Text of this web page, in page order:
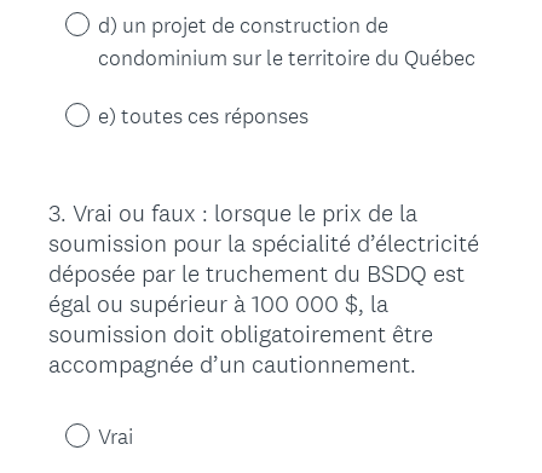
d) un projet de construction de
condominium sur le territoire du Québec
e) toutes ces réponses
Question
Title
3. Vrai ou faux : lorsque le prix de la
soumission pour la spécialité d’électricité
déposée par le truchement du BSDQ est
égal ou supérieur à 100 000 $, la
soumission doit obligatoirement être
accompagnée d’un cautionnement.
Vrai